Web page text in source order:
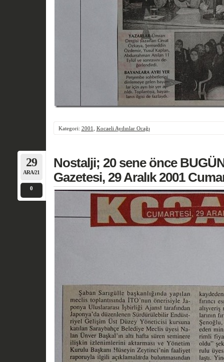
Kategori: 2001 Kocaeli Aydınlar Ocağı
29
ARA/21
0
Nostalji; 20 sene önce
Gazetesi, 29 Aralık 2001